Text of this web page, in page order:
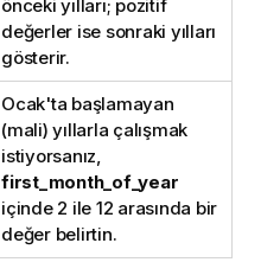
önceki yılları; pozitif
değerler ise sonraki yılları
gösterir.
Ocak'ta başlamayan
(mali) yıllarla çalışmak
istiyorsanız,
first_month_of_year
içinde 2 ile 12 arasında bir
değer belirtin.